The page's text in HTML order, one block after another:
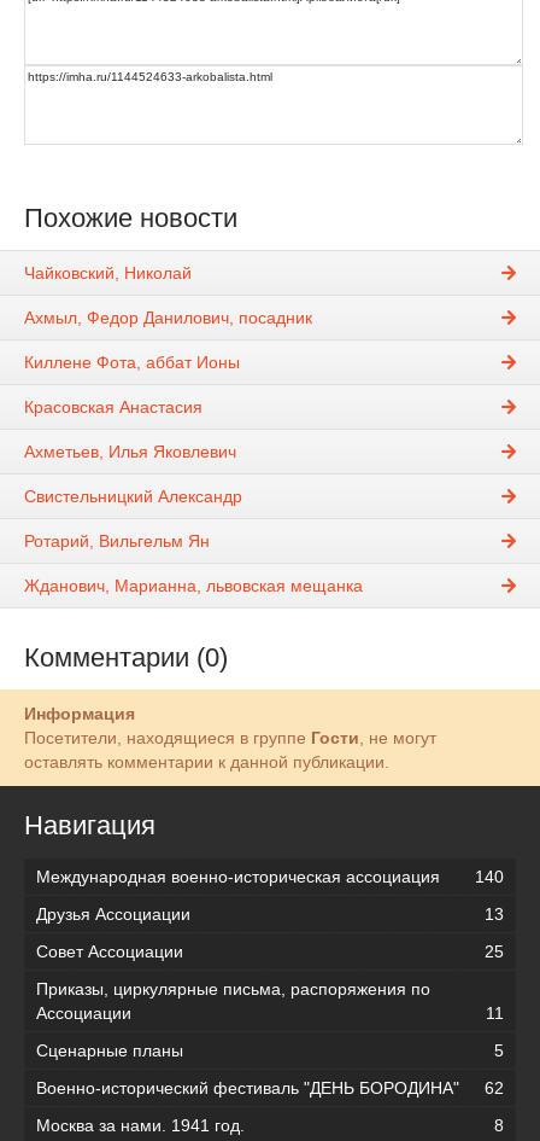
Похожие новости
Чайковский, Николай
Ахмыл, Федор Данилович, посадник
Киллене Фота, аббат Ионы
Красовская Анастасия
Ахметьев, Илья Яковлевич
Свистельницкий Александр
Ротарий, Вильгельм Ян
Жданович, Марианна, львовская мещанка
Комментарии (0)
Информация
Посетители, находящиеся в группе Гости, не могут
оставлять комментарии к данной публикации.
Навигация
Международная военно-историческая ассоциация
140
Друзья Ассоциации
13
Совет Ассоциации
25
Приказы, циркулярные письма, распоряжения по
Ассоциации
11
Сценарные планы
5
Военно-исторический фестиваль "ДЕНЬ БОРОДИНА"
62
Москва за нами. 1941 год.
8